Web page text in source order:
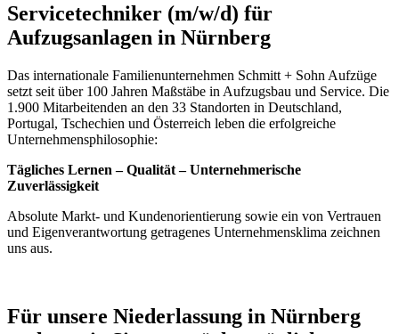
Servicetechniker (m/w/d) für
Aufzugsanlagen in Nürnberg
Das internationale Familienunternehmen Schmitt + Sohn Aufzüge
setzt seit über 100 Jahren Maßstäbe in Aufzugsbau und Service. Die
1.900 Mitarbeitenden an den 33 Standorten in Deutschland,
Portugal, Tschechien und Österreich leben die erfolgreiche
Unternehmensphilosophie:
Tägliches Lernen – Qualität – Unternehmerische
Zuverlässigkeit
Absolute Markt- und Kundenorientierung sowie ein von Vertrauen
und Eigenverantwortung getragenes Unternehmensklima zeichnen
uns aus.
Für unsere Niederlassung in Nürnberg